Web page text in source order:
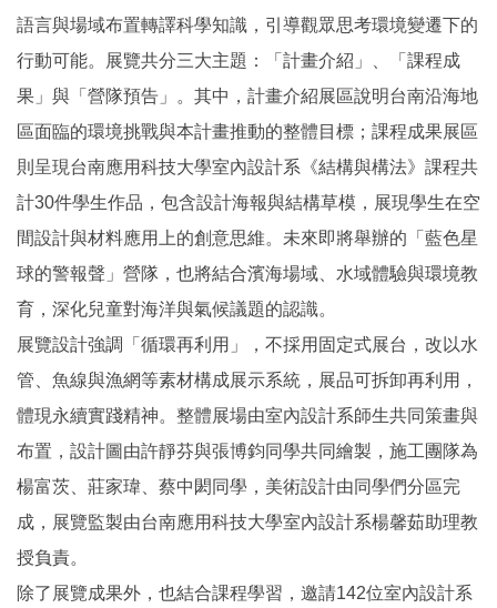
語言與場域布置轉譯科學知識，引導觀眾思考環境變遷下的
行動可能。展覽共分三大主題：「計畫介紹」、「課程成
果」與「營隊預告」。其中，計畫介紹展區說明台南沿海地
區面臨的環境挑戰與本計畫推動的整體目標；課程成果展區
則呈現台南應用科技大學室內設計系《結構與構法》課程共
計30件學生作品，包含設計海報與結構草模，展現學生在空
間設計與材料應用上的創意思維。未來即將舉辦的「藍色星
球的警報聲」營隊，也將結合濱海場域、水域體驗與環境教
育，深化兒童對海洋與氣候議題的認識。
展覽設計強調「循環再利用」，不採用固定式展台，改以水
管、魚線與漁網等素材構成展示系統，展品可拆卸再利用，
體現永續實踐精神。整體展場由室內設計系師生共同策畫與
布置，設計圖由許靜芬與張博鈞同學共同繪製，施工團隊為
楊富茨、莊家瑋、蔡中閎同學，美術設計由同學們分區完
成，展覽監製由台南應用科技大學室內設計系楊馨茹助理教
授負責。
除了展覽成果外，也結合課程學習，邀請142位室內設計系